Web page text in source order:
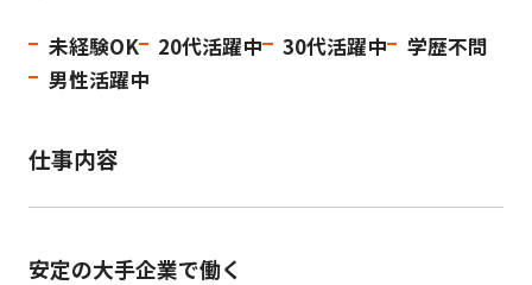
未経験OK 20代活躍中 30代活躍中
学歴不問
男性活躍中
仕事内容
安定の大手企業で働く